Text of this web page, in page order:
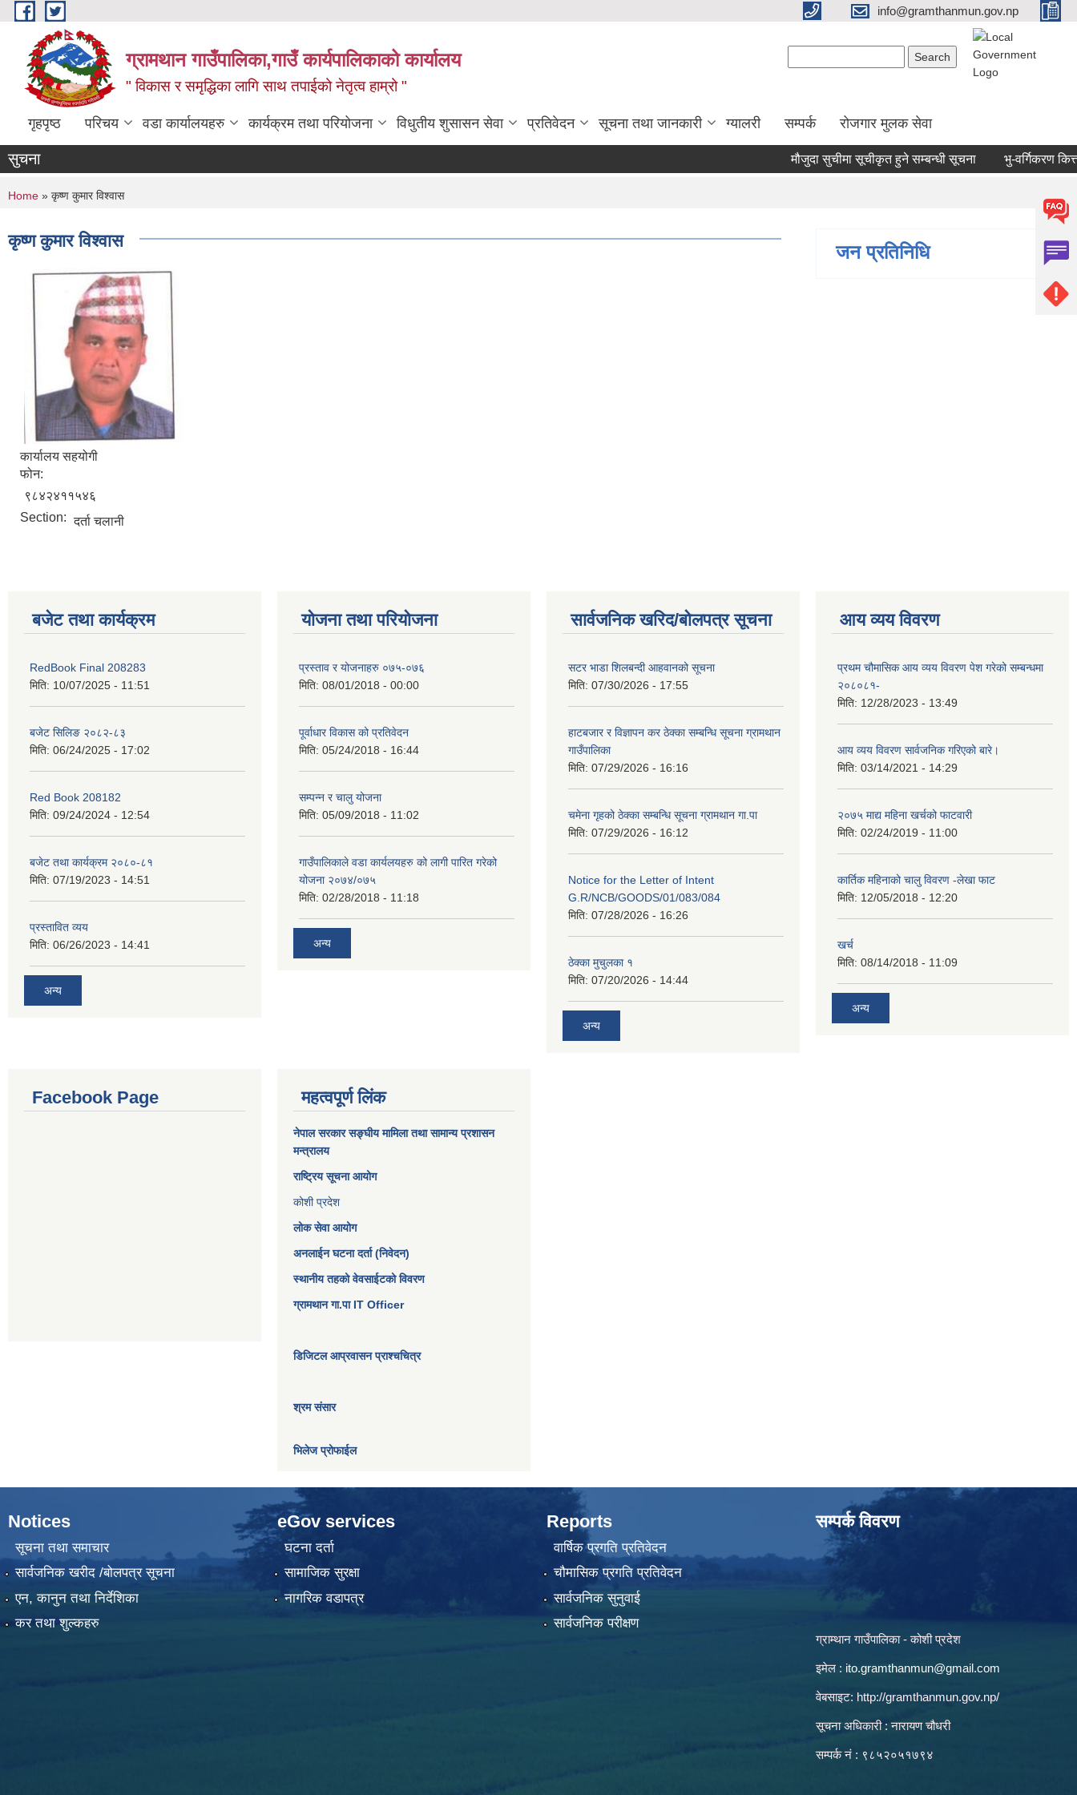
Skip to main content info@gramthanmun.gov.np
ग्रामथान गाउँपालिका,गाउँ कार्यपालिकाको कार्यालय
" विकास र समृद्धिका लागि साथ तपाईको नेतृत्व हाम्रो "
गृहपृष्ठ परिचय वडा कार्यालयहरु कार्यक्रम तथा परियोजना विधुतीय शुसासन सेवा प्रतिवेदन सूचना तथा जानकारी ग्यालरी सम्पर्क रोजगार मुलक सेवा
सुचना मौजुदा सुचीमा सूचीकृत हुने सम्बन्धी सूचना भु-वर्गिकरण
You are here
Home » कृष्ण कुमार विश्‍वास
कृष्ण कुमार विश्‍वास
कार्यालय सहयोगी
फोन:
९८४२४११५४६
Section: दर्ता चलानी
जन प्रतिनिधि
बजेट तथा कार्यक्रम
RedBook Final 208283
मिति: 10/07/2025 - 11:51
बजेट सिलिङ २०८२-८३
मिति: 06/24/2025 - 17:02
Red Book 208182
मिति: 09/24/2024 - 12:54
बजेट तथा कार्यक्रम २०८०-८१
मिति: 07/19/2023 - 14:51
प्रस्तावित व्यय
मिति: 06/26/2023 - 14:41
अन्य
योजना तथा परियोजना
प्रस्ताव र योजनाहरु ०७५-०७६
मिति: 08/01/2018 - 00:00
पूर्वाधार विकास को प्रतिवेदन
मिति: 05/24/2018 - 16:44
सम्पन्न र चालु योजना
मिति: 05/09/2018 - 11:02
गाउँपालिकाले वडा कार्यलयहरु को लागी पारित गरेको
योजना २०७४/०७५
मिति: 02/28/2018 - 11:18
अन्य
सार्वजनिक खरिद/बोलपत्र सूचना
सटर भाडा शिलबन्दी आहवानको सूचना
मिति: 07/30/2026 - 17:55
हाटबजार र विज्ञापन कर ठेक्का सम्बन्धि सूचना ग्रामथान
गाउँपालिका
मिति: 07/29/2026 - 16:16
चमेना गृहको ठेक्का सम्बन्धि सूचना ग्रामथान गा.पा
मिति: 07/29/2026 - 16:12
Notice for the Letter of Intent
G.R/NCB/GOODS/01/083/084
मिति: 07/28/2026 - 16:26
ठेक्का मुचुलका १
मिति: 07/20/2026 - 14:44
अन्य
आय व्यय विवरण
प्रथम चौमासिक आय व्यय विवरण पेश गरेको सम्बन्धमा
२०८०८१-
मिति: 12/28/2023 - 13:49
आय व्यय विवरण सार्वजनिक गरिएको बारे।
मिति: 03/14/2021 - 14:29
२०७५ माद्य महिना खर्चको फाटवारी
मिति: 02/24/2019 - 11:00
कार्तिक महिनाको चालु विवरण -लेखा फाट
मिति: 12/05/2018 - 12:20
खर्च
मिति: 08/14/2018 - 11:09
अन्य
Facebook Page महत्वपूर्ण लिंक
नेपाल सरकारसङ्घीय मामिला तथा सामान्य प्रशासन
मन्त्रालय
राष्ट्रिय सूचना आयोग
कोशी प्रदेश
लोक सेवा आयोग
अनलाईन घटना दर्ता (निवेदन)
स्थानीय तहको वेवसाईटको विवरण
ग्रामथान गा.पा IT Officer
डिजिटल आप्रवासन प्राश्चचित्र
श्रम संसार
भिलेज प्रोफाईल
Notices
सूचना तथा समाचार
सार्वजनिक खरीद /बोलपत्र सूचना
एन, कानुन तथा निर्देशिका
कर तथा शुल्कहरु
eGov services
घटना दर्ता
सामाजिक सुरक्षा
नागरिक वडापत्र
Reports
वार्षिक प्रगति प्रतिवेदन
चौमासिक प्रगति प्रतिवेदन
सार्वजनिक सुनुवाई
सार्वजनिक परीक्षण
सम्पर्क विवरण
ग्राम्थान गाउँपालिका - कोशी प्रदेश
इमेल : ito.gramthanmun@gmail.com
वेबसाइट: http://gramthanmun.gov.np/
सूचना अधिकारी : नारायण चौधरी
सम्पर्क नं : ९८५२०५१७९४